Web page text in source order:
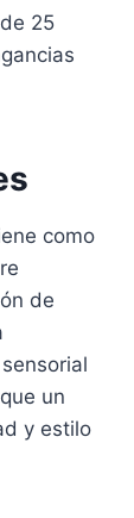
25
como
de
un
y estilo